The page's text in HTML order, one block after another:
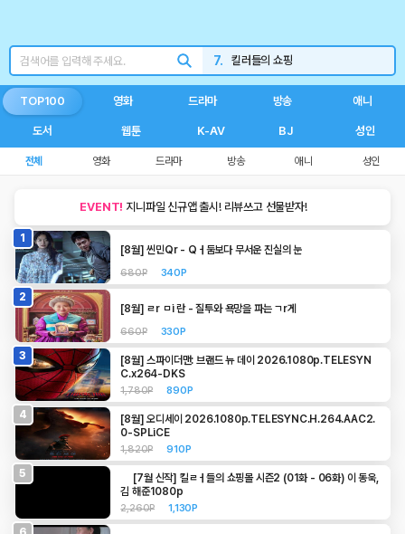
7. 킬러들의 쇼핑
8. 불량연애
와일드씽
TOP100 영화 드라마 방송 애니
도서 웹툰 K-AV BJ 성인
전체 영화 드라마 방송 애니 성인
EVENT! 지니파일 신규앱 출시! 리뷰쓰고 선물받자!
1
[8월] 씬민Qr - Qㅓ둠보다 무서운 진실의 눈
680P 340P
2
[8월] ㄹr ㅁi 란 - 질투와 욕망을 파는 ㄱr게
660P 330P
3
[8월] 스파이더맨: 브랜드 뉴 데이 2026.1080p.TELESYN
C.x264-DKS
1,780P 890P
4
[8월] 오디세이 2026.1080p.TELESYNC.H.264.AAC2.
0-SPLiCE
1,820P 910P
5
[7월 신작] 킬ㄹㅓ들의 쇼핑몰 시즌2 (01화 - 06화) 이 동욱,
김 해준1080p
2,260P 1,130P